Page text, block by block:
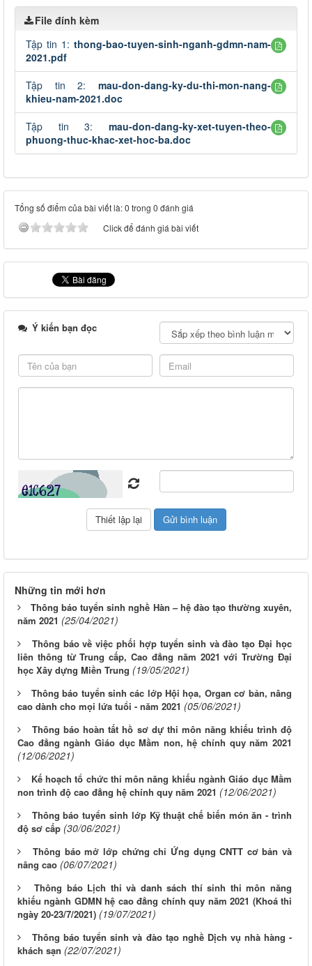
File đính kèm
Tập tin 1: thong-bao-tuyen-sinh-nganh-gdmn-nam-
2021.pdf
Tập tin 2: mau-don-dang-ky-du-thi-mon-nang-
khieu-nam-2021.doc
Tập tin 3: mau-don-dang-ky-xet-tuyen-theo-
phuong-thuc-khac-xet-hoc-ba.doc
Tổng số điểm của bài viết là: 0 trong 0 đánh giá
Click để đánh giá bài viết
Ý kiến bạn đọc
Những tin mới hơn
Thông báo tuyển sinh nghề Hàn – hệ đào tạo thường xuyên,
năm 2021 (25/04/2021)
Thông báo về việc phối hợp tuyển sinh và đào tạo Đại học
liên thông từ Trung cấp, Cao đẳng năm 2021 với Trường Đại
học Xây dựng Miền Trung (19/05/2021)
Thông báo tuyển sinh các lớp Hội họa, Organ cơ bản, nâng
cao dành cho mọi lứa tuổi - năm 2021 (05/06/2021)
Thông báo hoàn tất hồ sơ dự thi môn năng khiếu trình độ
Cao đẳng ngành Giáo dục Mầm non, hệ chính quy năm 2021
(12/06/2021)
Kế hoạch tổ chức thi môn năng khiếu ngành Giáo dục Mầm
non trình độ cao đẳng hệ chính quy năm 2021 (12/06/2021)
Thông báo tuyển sinh lớp Kỹ thuật chế biến món ăn - trình
độ sơ cấp (30/06/2021)
Thông báo mở lớp chứng chỉ Ứng dụng CNTT cơ bản và
nâng cao (06/07/2021)
Thông báo Lịch thi và danh sách thí sinh thi môn năng
khiếu ngành GDMN hệ cao đẳng chính quy năm 2021 (Khoá thi
ngày 20-23/7/2021) (19/07/2021)
Thông báo tuyển sinh và đào tạo nghề Dịch vụ nhà hàng -
khách sạn (22/07/2021)